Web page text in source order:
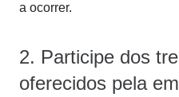
a ocorrer.
2. Participe dos
oferecidos pela